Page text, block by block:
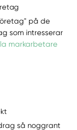
på de
som intresserar
markarbetare
så noggrant